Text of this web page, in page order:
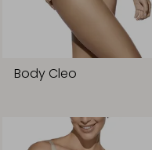
Body Cleo